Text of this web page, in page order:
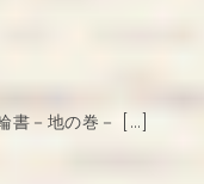
書－地の巻－ […]